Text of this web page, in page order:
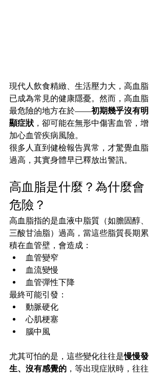
現代人飲食精緻、生活壓力大，高血脂
已成為常見的健康隱憂。然而，高血脂
最危險的地方在於——初期幾乎沒有明
顯症狀 ，卻可能在無形中傷害血管，增
加心血管疾病風險。
很多人直到健檢報告異常，才驚覺血脂
過高，其實身體早已釋放出警訊。
高血脂是什麼？為什麼會
危險？
高血脂指的是血液中脂質（如膽固醇、
三酸甘油脂）過高，當這些脂質長期累
積在血管壁，會造成：
血管變窄
血流變慢
血管彈性下降
最終可能引發：
動脈硬化
心肌梗塞
腦中風
尤其可怕的是，這些變化往往是慢慢發
生、沒有感覺的 ，等出現症狀時，往往